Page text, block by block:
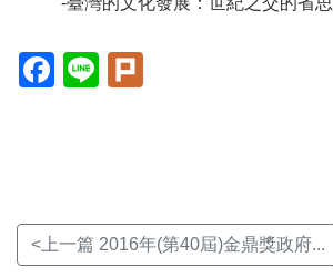
Facebook(另
開
Line(另
開
<上一篇 2016年(第40屆)金鼎獎政府...